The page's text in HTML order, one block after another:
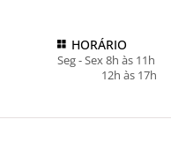
HORÁRIO
Seg - Sex 8h às 11h
12h às 17h